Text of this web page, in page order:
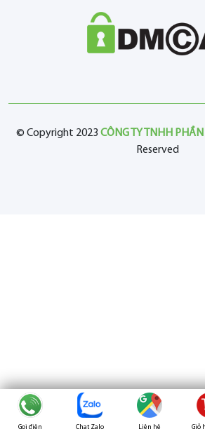
© Copyright 2023 CÔNG TY TNHH
Reserved
Gọi điện Chat Zalo Liên hệ Giỏ